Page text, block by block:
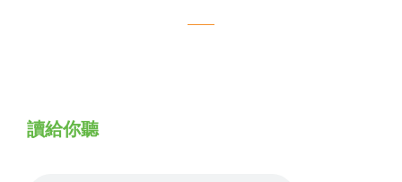
讀給你聽